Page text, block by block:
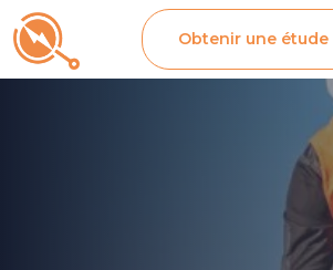
Obtenir une étude